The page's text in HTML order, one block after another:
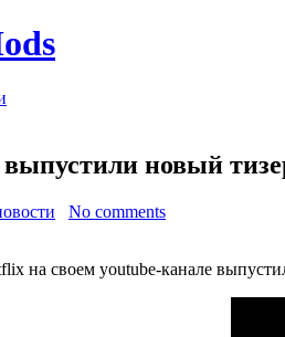
новый
No comments
на своем youtube-канале